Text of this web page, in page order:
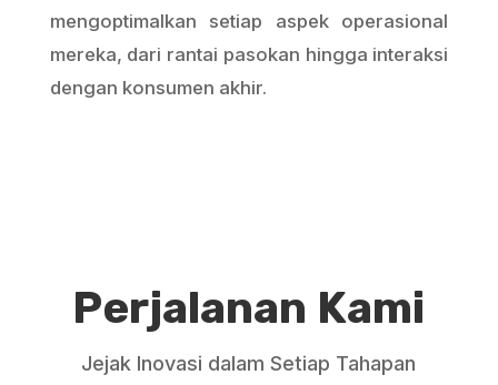
mengoptimalkan setiap aspek operasional
mereka, dari rantai pasokan hingga interaksi
dengan konsumen akhir.
Perjalanan Kami
Jejak Inovasi dalam Setiap Tahapan